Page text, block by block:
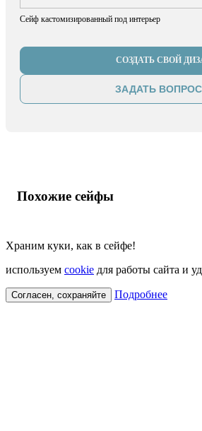
Сейф кастомизированный под интерьер
СОЗДАТЬ СВОЙ
ЗАДАТЬ ВОПРОС
Похожие сейфы
Храним куки, как в сейфе!
используем cookie для работы сайта и
Согласен, сохраняйте Подробнее